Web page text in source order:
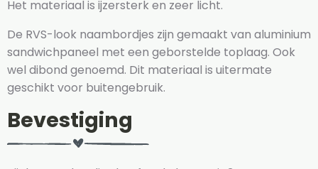
Het materiaal is ijzersterk en zeer licht.
De RVS-look naambordjes zijn gemaakt van aluminium
sandwichpaneel met een geborstelde toplaag. Ook
wel dibond genoemd. Dit materiaal is uitermate
geschikt voor buitengebruik.
Bevestiging